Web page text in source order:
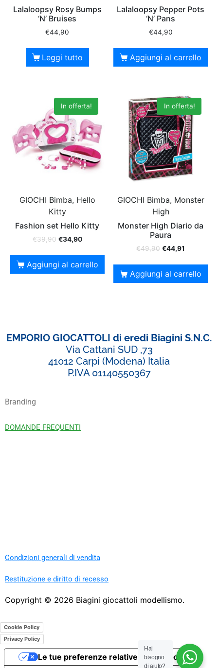
Lalaloopsy Rosy Bumps
‘N’ Bruises
€44,90
Leggi tutto
Lalaloopsy Pepper Pots
‘N’ Pans
€44,90
Aggiungi al carrello
In offerta!
GIOCHI Bimba, Hello
Kitty
Fashion set Hello Kitty
€39,90 €34,90
Aggiungi al carrello
In offerta!
GIOCHI Bimba, Monster
High
Monster High Diario da
Paura
€49,90 €44,91
Aggiungi al carrello
EMPORIO GIOCATTOLI di eredi Biagini S.N.C.
Via Cattani SUD ,73
41012 Carpi (Modena) Italia
P.IVA 01140550367
Branding
DOMANDE FREQUENTI
Condizioni generali di vendita
Restituzione e diritto di recesso
Copyright © 2026 Biagini giocattoli modellismo.
Cookie Policy
Privacy Policy
Hai
bisogno
di aiuto?
Le tue preferenze relative alla privacy